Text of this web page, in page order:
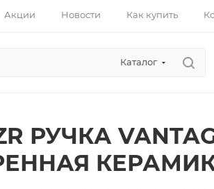
Акции Новости Как купить
Каталог
РУЧКА